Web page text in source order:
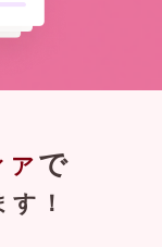
ア で
！